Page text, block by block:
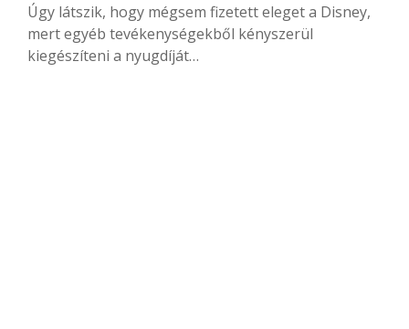
Úgy látszik, hogy mégsem fizetett eleget a Disney,
mert egyéb tevékenységekből kényszerül
kiegészíteni a nyugdíját…